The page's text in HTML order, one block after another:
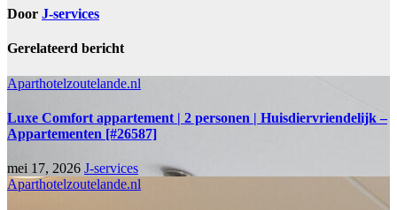
Door J-services
Gerelateerd bericht
Aparthotelzoutelande.nl
Luxe Comfort appartement | 2 personen | Huisdiervriendelijk –
Appartementen [#26587]
mei 17, 2026 J-services
Aparthotelzoutelande.nl